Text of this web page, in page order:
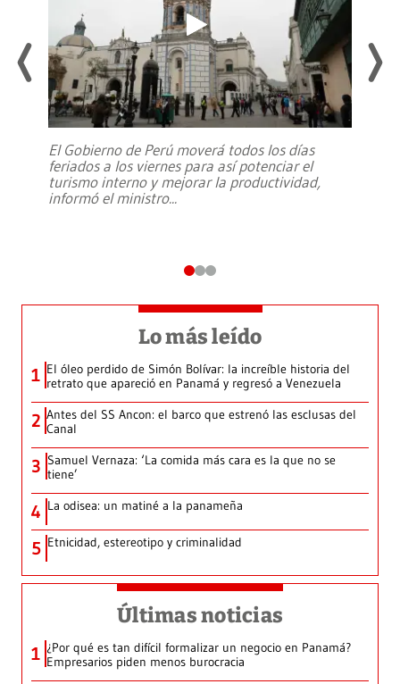
El Gobierno de Perú moverá todos los días
feriados a los viernes para así potenciar el
turismo interno y mejorar la productividad,
informó el ministro...
Lo más leído
1 El óleo perdido de Simón Bolívar: la increíble historia del
retrato que apareció en Panamá y regresó a Venezuela
2 Antes del SS Ancon: el barco que estrenó las esclusas del
Canal
3 Samuel Vernaza: ‘La comida más cara es la que no se
tiene’
4 La odisea: un matiné a la panameña
5 Etnicidad, estereotipo y criminalidad
Últimas noticias
1 ¿Por qué es tan difícil formalizar un negocio en Panamá?
Empresarios piden menos burocracia